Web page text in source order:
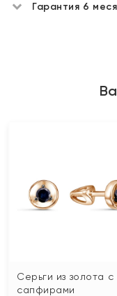
Гарантия 6
Серьги из золота с
сапфирами